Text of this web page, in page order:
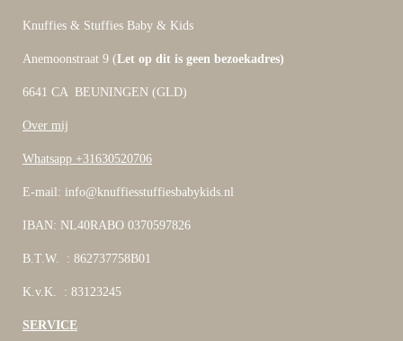
Knuffies & Stuffies Baby & Kids
Anemoonstraat 9 (Let op dit is geen bezoekadres)
6641 CA BEUNINGEN (GLD)
Over mij
Whatsapp +31630520706
E-mail: info@knuffiesstuffiesbabykids.nl
IBAN: NL40RABO 0370597826
B.T.W. : 862737758B01
K.v.K. : 83123245
SERVICE